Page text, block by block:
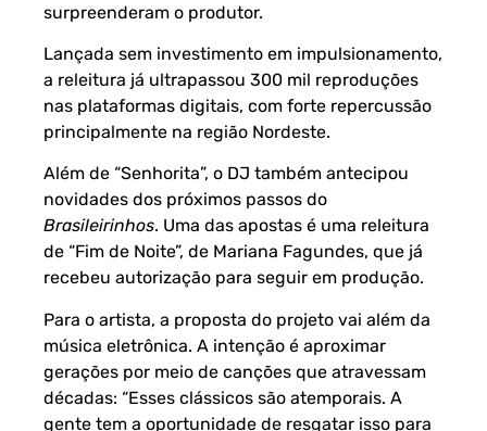
surpreenderam o produtor.
Lançada sem investimento em impulsionamento,
a releitura já ultrapassou 300 mil reproduções
nas plataformas digitais, com forte repercussão
principalmente na região Nordeste.
Além de “Senhorita”, o DJ também antecipou
novidades dos próximos passos do
Brasileirinhos. Uma das apostas é uma releitura
de “Fim de Noite”, de Mariana Fagundes, que já
recebeu autorização para seguir em produção.
Para o artista, a proposta do projeto vai além da
música eletrônica. A intenção é aproximar
gerações por meio de canções que atravessam
décadas: “Esses clássicos são atemporais. A
gente tem a oportunidade de resgatar isso para